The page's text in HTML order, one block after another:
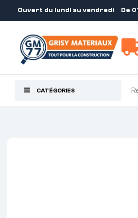
Ouvert du lundi au vendredi De
CATÉGORIES